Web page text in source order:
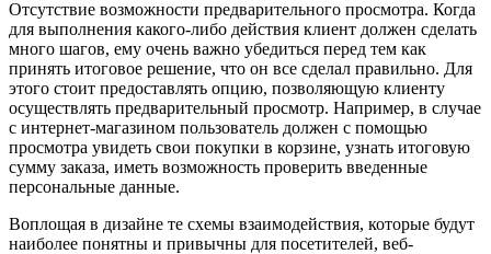
Отсутствие возможности предварительного просмотра. Когда
для выполнения какого-либо действия клиент должен сделать
много шагов, ему очень важно убедиться перед тем как
принять итоговое решение, что он все сделал правильно. Для
этого стоит предоставлять опцию, позволяющую клиенту
осуществлять предварительный просмотр. Например, в случае
с интернет-магазином пользователь должен с помощью
просмотра увидеть свои покупки в корзине, узнать итоговую
сумму заказа, иметь возможность проверить введенные
персональные данные.
Воплощая в дизайне те схемы взаимодействия, которые будут
наиболее понятны и привычны для посетителей, веб-